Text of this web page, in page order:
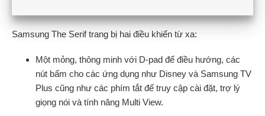
Samsung The Serif trang bị hai điều khiển từ xa:
Một mỏng, thông minh với D-pad để điều hướng, các
nút bấm cho các ứng dụng như Disney và Samsung TV
Plus cũng như các phím tắt để truy cập cài đặt, trợ lý
giọng nói và tính năng Multi View.